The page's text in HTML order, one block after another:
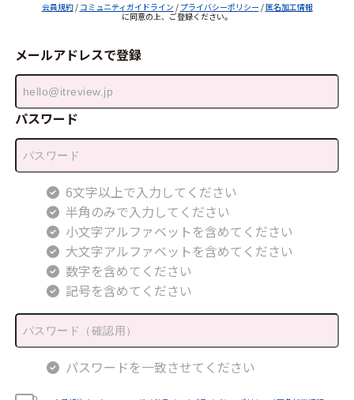
会員規約/ コミュニティガイドライン / プライバシーポリシー /匿名加工情報
に同意の上、ご登録ください。
メールアドレスで登録
パスワード
6文字以上で入力してください
半角のみで入力してください
小文字アルファベットを含めてください
大文字アルファベットを含めてください
数字を含めてください
記号を含めてください
パスワードを一致させてください